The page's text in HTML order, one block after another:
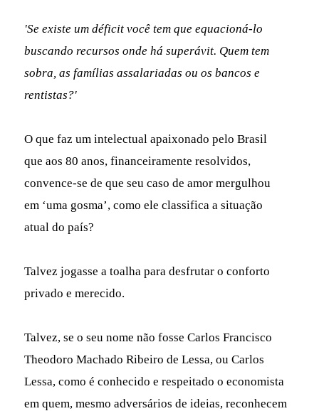
'Se existe um déficit você tem que equacioná-lo
buscando recursos onde há superávit. Quem tem
sobra, as famílias assalariadas ou os bancos e
rentistas?'
O que faz um intelectual apaixonado pelo Brasil
que aos 80 anos, financeiramente resolvidos,
convence-se de que seu caso de amor mergulhou
em ‘uma gosma’, como ele classifica a situação
atual do país?
Talvez jogasse a toalha para desfrutar o conforto
privado e merecido.
Talvez, se o seu nome não fosse Carlos Francisco
Theodoro Machado Ribeiro de Lessa, ou Carlos
Lessa, como é conhecido e respeitado o economista
em quem, mesmo adversários de ideias, reconhecem